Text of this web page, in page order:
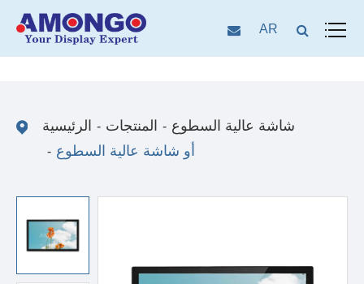
AR
الرئيسية المنتجات
شاشة عالية السطوع
أو شاشة عالية السطوع